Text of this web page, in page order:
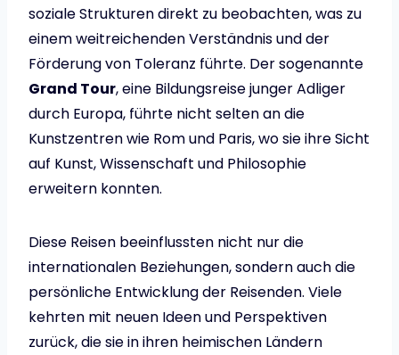
soziale Strukturen direkt zu beobachten, was zu
einem weitreichenden Verständnis und der
Förderung von Toleranz führte. Der sogenannte
Grand Tour, eine Bildungsreise junger Adliger
durch Europa, führte nicht selten an die
Kunstzentren wie Rom und Paris, wo sie ihre Sicht
auf Kunst, Wissenschaft und Philosophie
erweitern konnten.
Diese Reisen beeinflussten nicht nur die
internationalen Beziehungen, sondern auch die
persönliche Entwicklung der Reisenden. Viele
kehrten mit neuen Ideen und Perspektiven
zurück, die sie in ihren heimischen Ländern